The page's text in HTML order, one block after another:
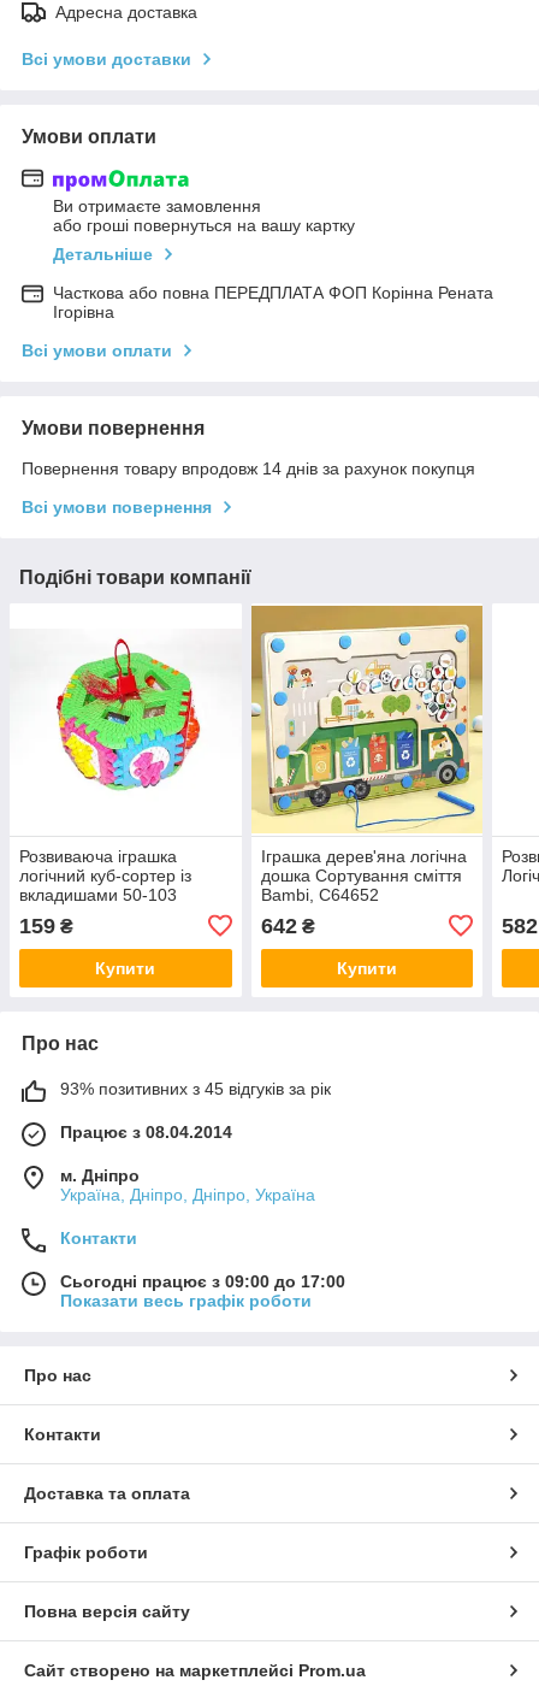
Адресна доставка
Всі умови доставки
Умови оплати
Ви отримаєте замовлення
або гроші повернуться на вашу картку
Детальніше
Часткова або повна ПЕРЕДПЛАТА ФОП Корінна Рената
Ігорівна
Всі умови оплати
Умови повернення
Повернення товару впродовж 14 днів за рахунок покупця
Всі умови повернення
Подібні товари компанії
Розвиваюча іграшка
логічний куб-сортер із
вкладишами 50-103
159 ₴
Купити
Іграшка дерев'яна логічна
дошка Сортування сміття
Bambi, C64652
642₴
Купити
582
Про нас
93% позитивних з 45 відгуків за рік
Працює з 08.04.2014
м. Дніпро
Україна, Дніпро, Дніпро, Україна
Контакти
Сьогодні працює з 09:00 до 17:00
Показати весь графік роботи
Про нас
Контакти
Доставка та оплата
Графік роботи
Повна версія сайту
Сайт створено на маркетплейсі Prom.ua